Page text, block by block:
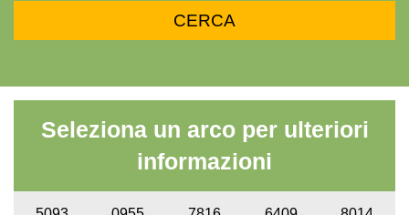
Seleziona un arco per ulteriori
informazioni